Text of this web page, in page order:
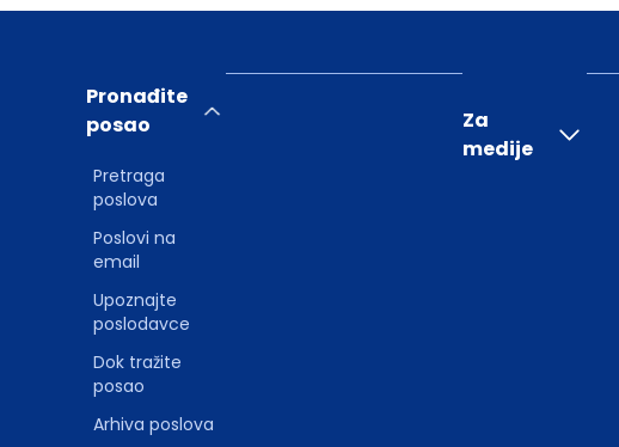
Pronađite
posao
Pretraga
poslova
Poslovi na
email
Upoznajte
poslodavce
Dok tražite
posao
Arhiva poslova
Za
medije